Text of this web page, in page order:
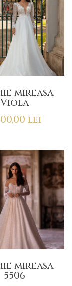
mireasa
Viola
lei
mireasa
5506